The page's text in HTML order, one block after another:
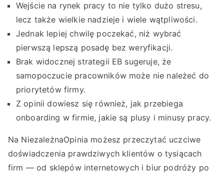
Wejście na rynek pracy to nie tylko dużo stresu,
lecz także wielkie nadzieje i wiele wątpliwości.
Jednak lepiej chwilę poczekać, niż wybrać
pierwszą lepszą posadę bez weryfikacji.
Brak widocznej strategii EB sugeruje, że
samopoczucie pracowników może nie należeć do
priorytetów firmy.
Z opinii dowiesz się również, jak przebiega
onboarding w firmie, jakie są plusy i minusy pracy.
Na NiezależnaOpinia możesz przeczytać uczciwe
doświadczenia prawdziwych klientów o tysiącach
firm — od sklepów internetowych i biur podróży po